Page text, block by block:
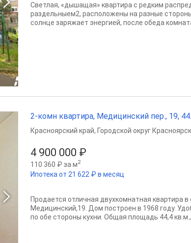
Светлая, «дышащая» квартира с редким
раздельныем2, расположены на разные
солнце заряжает энергией, после обеда
2-комн квартира, Медицинский пер., 19,
4 900 000 ₽
110 360 ₽ за м2
Ипотека от 21 622 ₽ в месяц
Красноярский край, Городской округ Красноярск
Продается отличная двухкомнатная квартира
Медицинский,19. Дом построен в 1968 году.
по обе стороны кухни. Общая площадь 44,4 кв.м.,